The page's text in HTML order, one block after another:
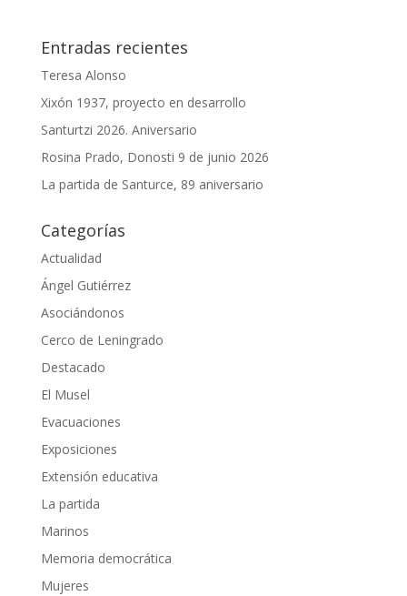
Entradas recientes
Teresa Alonso
Xixón 1937, proyecto en desarrollo
Santurtzi 2026. Aniversario
Rosina Prado, Donosti 9 de junio 2026
La partida de Santurce, 89 aniversario
Categorías
Actualidad
Ángel Gutiérrez
Asociándonos
Cerco de Leningrado
Destacado
El Musel
Evacuaciones
Exposiciones
Extensión educativa
La partida
Marinos
Memoria democrática
Mujeres